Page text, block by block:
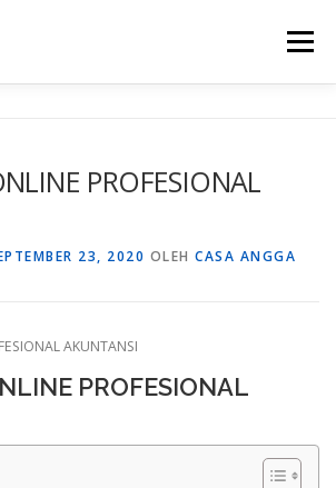
Menu
PROFESIONAL
23, 2020 OLEH CASA ANGGA
AKUNTANSI
PROFESIONAL